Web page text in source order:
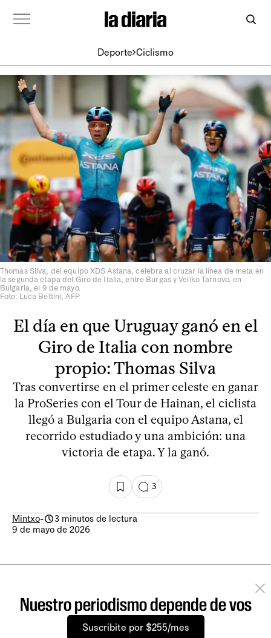
Deporte Ciclismo
Thomas Silva, del equipo XDS Astana, celebra al cruzar la línea de meta en
la segunda etapa del Giro de Italia, entre Burgas y Veliko Tarnovo, en
Bulgaria, el 9 de mayo.
Foto: Luca Bettini, AFP
El día en que Uruguay ganó en el
Giro de Italia con nombre
propio: Thomas Silva
Tras convertirse en el primer celeste en ganar
la ProSeries con el Tour de Hainan, el ciclista
llegó a Bulgaria con el equipo Astana, el
recorrido estudiado y una ambición: una
victoria de etapa. Y la ganó.
3
Mintxo-
3 minutos de lectura
9 de mayo de 2026
Nuestro periodismo depende de vos
Suscribite por $255/mes